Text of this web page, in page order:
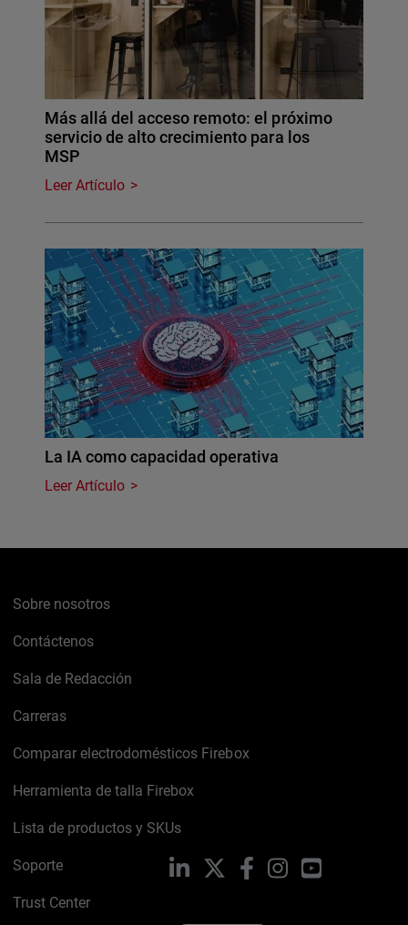
Más allá del acceso remoto: el próximo
servicio de alto crecimiento para los
MSP
Leer Artículo
La IA como capacidad operativa
Leer Artículo
Sobre nosotros
Contáctenos
Sala de Redacción
Carreras
Comparar electrodomésticos Firebox
Herramienta de talla Firebox
Lista de productos y SKUs
Soporte
Trust Center
LinkedIn FacebookInstagramYouTube